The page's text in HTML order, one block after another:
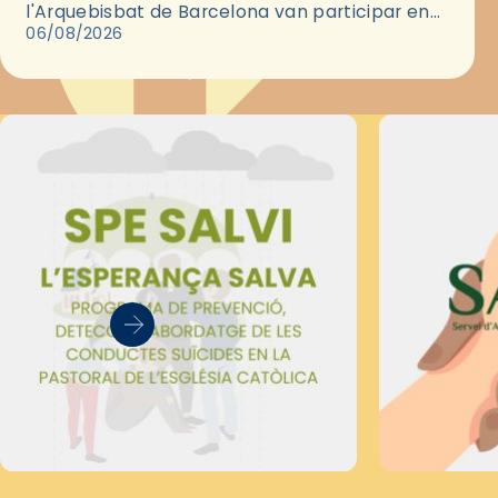
l'Arquebisbat de Barcelona van participar en
les convivències Be Apostle, organitzades pel
06/08/2026